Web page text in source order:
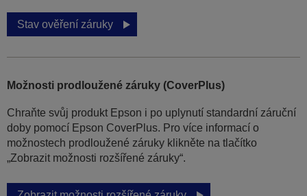
Stav ověření záruky
Možnosti prodloužené záruky (CoverPlus)
Chraňte svůj produkt Epson i po uplynutí standardní záruční
doby pomocí Epson CoverPlus. Pro více informací o
možnostech prodloužené záruky klikněte na tlačítko
„Zobrazit možnosti rozšířené záruky“.